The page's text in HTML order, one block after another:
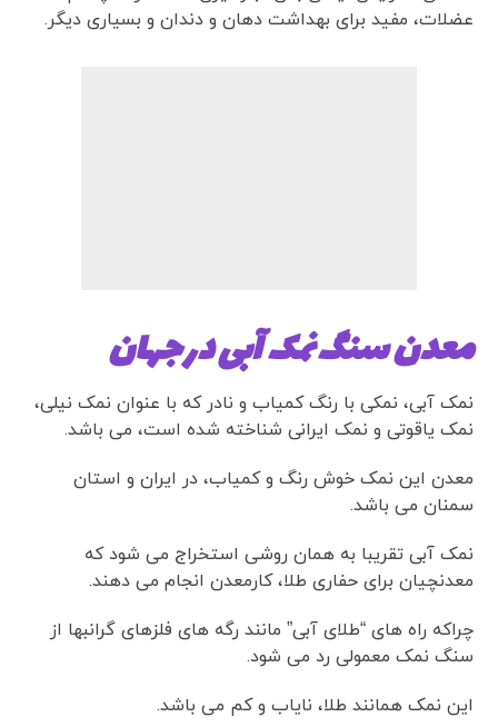
عضلات، مفید برای بهداشت دهان و دندان و بسیاری دیگر.
معدن سنگ نمک آبی در جهان
نمک یاقوتی و نمک ایرانی شناخته شده است، می باشد.
سمنان می باشد.
معدنچیان برای حفاری طلا، کارمعدن انجام می دهند.
سنگ نمک معمولی رد می شود.